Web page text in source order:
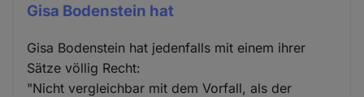
Gisa Bodenstein hat
Gisa Bodenstein hat jedenfalls mit einem ihrer
Sätze völlig Recht:
"Nicht vergleichbar mit dem Vorfall, als der